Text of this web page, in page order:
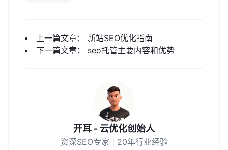
上一篇文章： 新站SEO优化指南
下一篇文章： seo托管主要内容和优势
开耳 - 云优化创始人
资深SEO专家 | 20年行业经验